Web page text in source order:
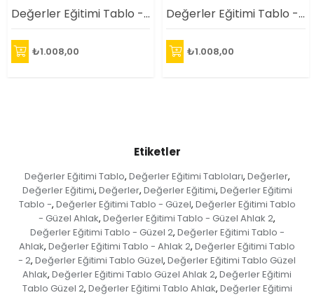
Değerler Eğitimi Tablo - Doğruluk 4
₺1.008,00
Değerler Eğitimi Tablo - Doğruluk 1
₺1.008,00
Etiketler
Değerler Eğitimi Tablo, Değerler Eğitimi Tabloları, Değerler,
Değerler Eğitimi, Değerler, Değerler Eğitimi, Değerler Eğitimi
Tablo -, Değerler Eğitimi Tablo - Güzel, Değerler Eğitimi Tablo
- Güzel Ahlak, Değerler Eğitimi Tablo - Güzel Ahlak 2,
Değerler Eğitimi Tablo - Güzel 2, Değerler Eğitimi Tablo -
Ahlak, Değerler Eğitimi Tablo - Ahlak 2, Değerler Eğitimi Tablo
- 2, Değerler Eğitimi Tablo Güzel, Değerler Eğitimi Tablo Güzel
Ahlak, Değerler Eğitimi Tablo Güzel Ahlak 2, Değerler Eğitimi
Tablo Güzel 2, Değerler Eğitimi Tablo Ahlak, Değerler Eğitimi